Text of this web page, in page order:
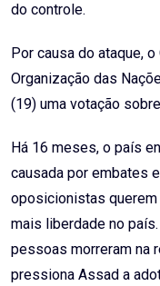
do controle.
Por causa do ataque,
Organização das
(19) uma votação
Há 16 meses, o país
causada por embates
oposicionistas
mais liberdade no
pessoas morreram na
pressiona Assad a